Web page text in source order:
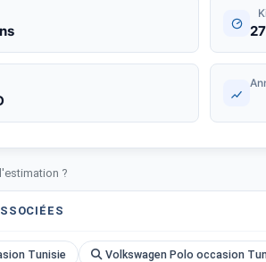
?
Tunisie Volkswagen Polo occasion